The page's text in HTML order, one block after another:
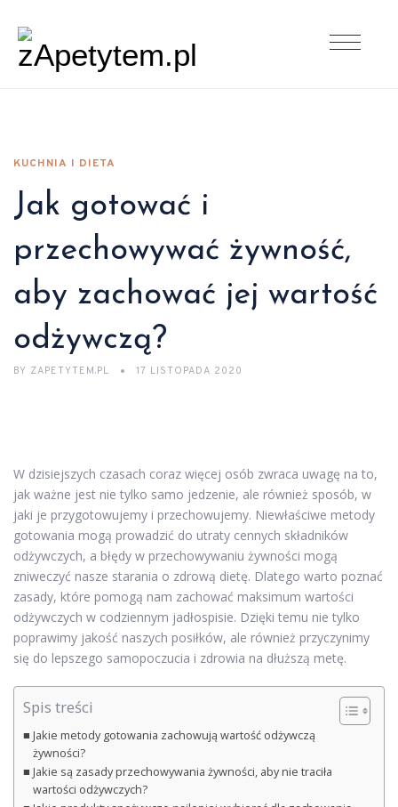
KUCHNIA I DIETA
Jak gotować i
przechowywać żywność,
aby zachować jej wartość
odżywczą?
BY ZAPETYTEM.PL 17 LISTOPADA 2020
W dzisiejszych czasach coraz więcej osób zwraca uwagę na to,
jak ważne jest nie tylko samo jedzenie, ale również sposób, w
jaki je przygotowujemy i przechowujemy. Niewłaściwe metody
gotowania mogą prowadzić do utraty cennych składników
odżywczych, a błędy w przechowywaniu żywności mogą
zniweczyć nasze starania o zdrową dietę. Dlatego warto poznać
zasady, które pomogą nam zachować maksimum wartości
odżywczych w codziennym jadłospisie. Dzięki temu nie tylko
poprawimy jakość naszych posiłków, ale również przyczynimy
się do lepszego samopoczucia i zdrowia na dłuższą metę.
Spis treści
Jakie metody gotowania zachowują wartość odżywczą
żywności?
Jakie są zasady przechowywania żywności, aby nie traciła
wartości odżywczych?